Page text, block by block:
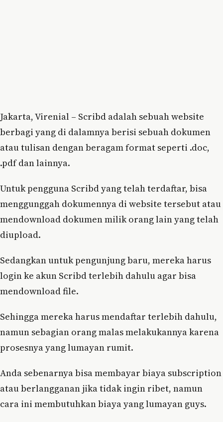
Jakarta, Virenial – Scribd adalah sebuah website
berbagi yang di dalamnya berisi sebuah dokumen
atau tulisan dengan beragam format seperti .doc,
.pdf dan lainnya.
Untuk pengguna Scribd yang telah terdaftar, bisa
menggunggah dokumennya di website tersebut atau
mendownload dokumen milik orang lain yang telah
diupload.
Sedangkan untuk pengunjung baru, mereka harus
login ke akun Scribd terlebih dahulu agar bisa
mendownload file.
Sehingga mereka harus mendaftar terlebih dahulu,
namun sebagian orang malas melakukannya karena
prosesnya yang lumayan rumit.
Anda sebenarnya bisa membayar biaya subscription
atau berlangganan jika tidak ingin ribet, namun
cara ini membutuhkan biaya yang lumayan guys.